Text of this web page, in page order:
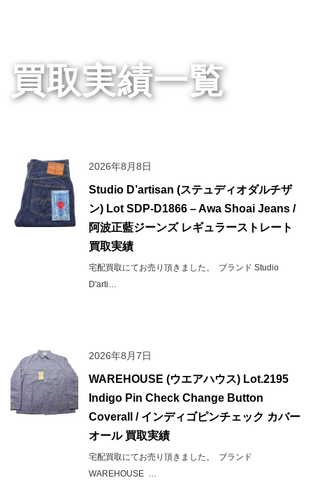
買取実績一覧
2026年8月8日
Studio D’artisan (ステュディオダルチザ
ン) Lot SDP-D1866 – Awa Shoai Jeans /
阿波正藍ジーンズ レギュラーストレート
買取実績
宅配買取にてお売り頂きました。 ブランド Studio
D'arti…
2026年8月7日
WAREHOUSE (ウエアハウス) Lot.2195
Indigo Pin Check Change Button
Coverall / インディゴピンチェック カバー
オール 買取実績
宅配買取にてお売り頂きました。 ブランド
WAREHOUSE …